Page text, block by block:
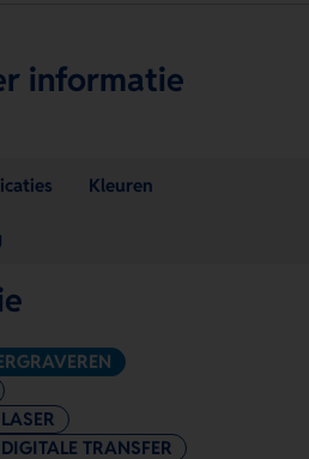
informatie
Kleuren
TRANSFER